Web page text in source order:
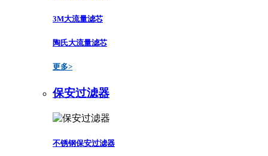
3M大流量滤芯
陶氏大流量滤芯
更多>
保安过滤器
不锈钢保安过滤器